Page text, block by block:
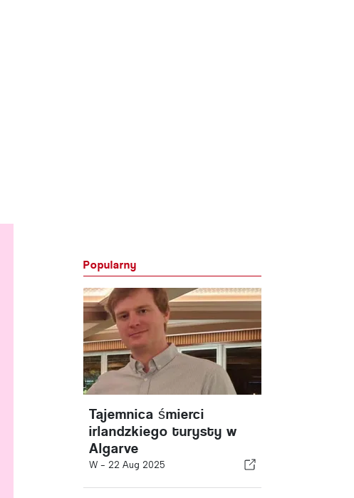
Popularny
Tajemnica śmierci
irlandzkiego turysty w
Algarve
W - 22 Aug 2025